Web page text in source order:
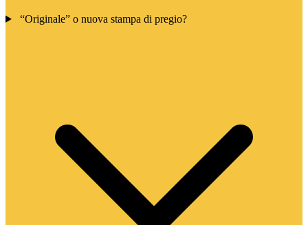
“Originale” o nuova stampa di pregio?